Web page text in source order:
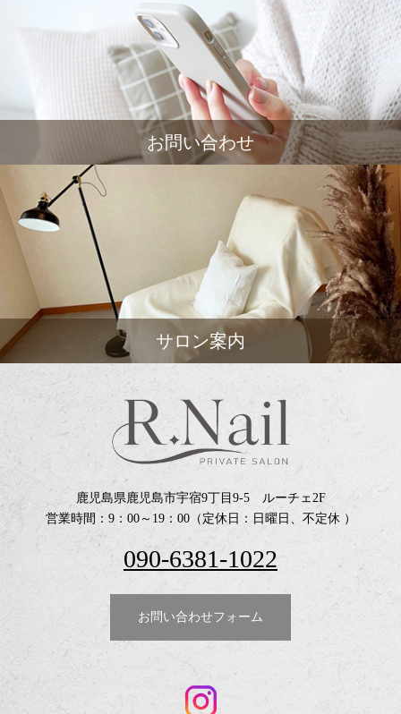
お問い合わせ
サロン案内
鹿児島県鹿児島市宇宿9丁目9-5 ルーチェ2F
営業時間：9：00～19：00（定休日：日曜日、不定休 ）
090-6381-1022
お問い合わせフォーム